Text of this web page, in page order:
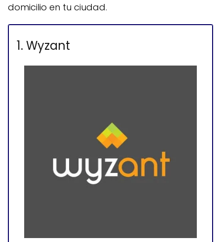
domicilio en tu ciudad.
1. Wyzant